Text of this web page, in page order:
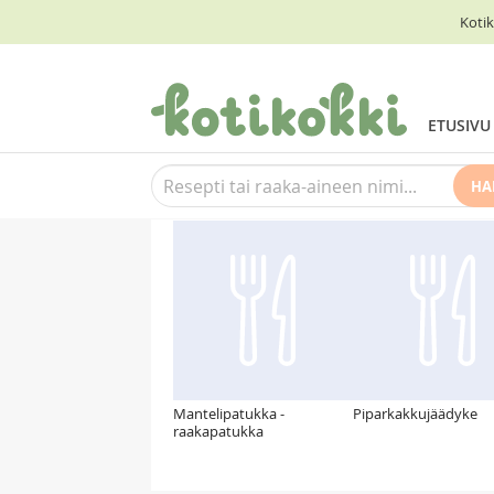
ETUSIVU
Suosittelemme myös
Mantelipatukka -
raakapatukka
Piparkakkujäädyke